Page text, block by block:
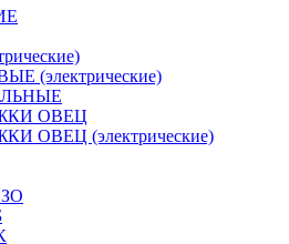
(электрические)
ОВЕЦ
(электрические)